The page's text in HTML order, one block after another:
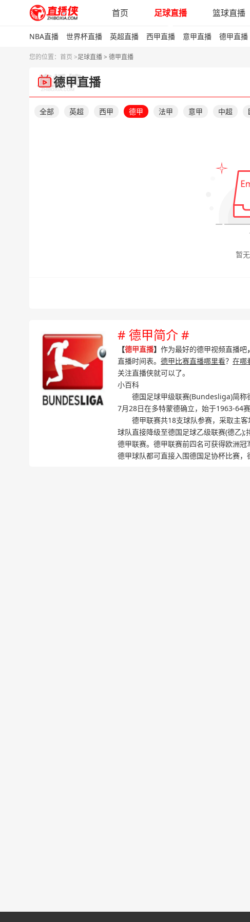
首页 足球直播 篮球直播
NBA直播 世界杯直播 英超直播 西甲直播 意甲直播 德甲直播
您的位置： 首页 >足球直播 > 德甲直播
德甲直播
全部 英超 西甲 德甲 法甲 意甲 中超
# 德甲简介 #
【德甲直播】 作为最好的德甲视频直播吧，
直播时间表。 德甲比赛直播哪里看？ 在哪
关注直播侠就可以了。
小百科
德国足球甲级联赛(Bundesliga)简称
7月28日在多特蒙德确立，始于1963-64赛
德甲联赛共18支球队参赛，采取主客
球队直接降级至德国足球乙级联赛(德乙
德甲联赛。德甲联赛前四名可获得欧洲
德甲球队都可直接入围德国足协杯比赛，